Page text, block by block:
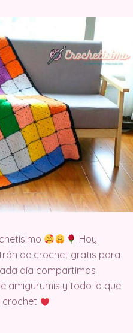
Hoy
de crochet gratis para
día compartimos
amigurumis y todo lo que
crochet